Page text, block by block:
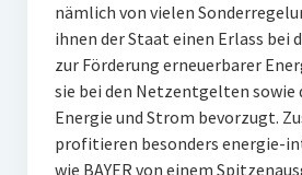
nämlich von vielen
ihnen der Staat einen Erlass bei
zur Förderung erneuerbarer
sie bei den Netzentgelten sowie
Energie und Strom bevorzugt.
profitieren besonders energie-
wie BAYER von einem